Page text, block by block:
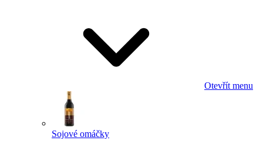
Otevřít menu
Sojové omáčky